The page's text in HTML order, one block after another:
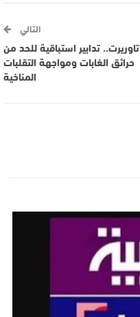
التالي
تاوريرت.. تدابير استباقية للحد من
حرائق الغابات ومواجهة التقلبات
المناخية